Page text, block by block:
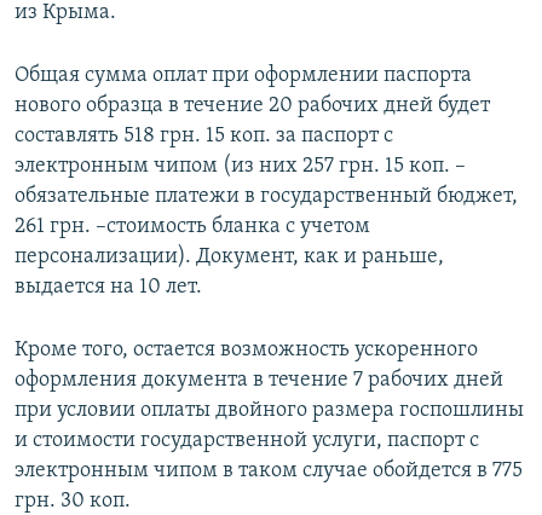
из Крыма.
Общая сумма оплат при оформлении паспорта
нового образца в течение 20 рабочих дней будет
составлять 518 грн. 15 коп. за паспорт с
электронным чипом (из них 257 грн. 15 коп. –
обязательные платежи в государственный бюджет,
261 грн. –стоимость бланка с учетом
персонализации). Документ, как и раньше,
выдается на 10 лет.
Кроме того, остается возможность ускоренного
оформления документа в течение 7 рабочих дней
при условии оплаты двойного размера госпошлины
и стоимости государственной услуги, паспорт с
электронным чипом в таком случае обойдется в 775
грн. 30 коп.